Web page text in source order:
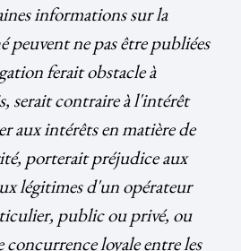
informations sur la
peuvent ne pas être publiées
ferait obstacle à
serait contraire à l'intérêt
aux intérêts en matière de
porterait préjudice aux
légitimes d'un opérateur
public ou privé, ou
loyale entre les